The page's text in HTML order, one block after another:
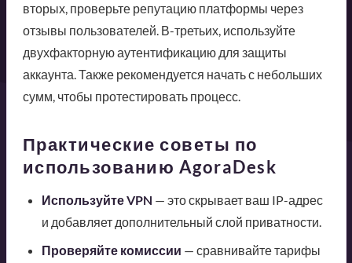
вторых, проверьте репутацию платформы через
отзывы пользователей. В-третьих, используйте
двухфакторную аутентификацию для защиты
аккаунта. Также рекомендуется начать с небольших
сумм, чтобы протестировать процесс.
Практические советы по
использованию AgoraDesk
Используйте VPN — это скрывает ваш IP-адрес
и добавляет дополнительный слой приватности.
Проверяйте комиссии — сравнивайте тарифы